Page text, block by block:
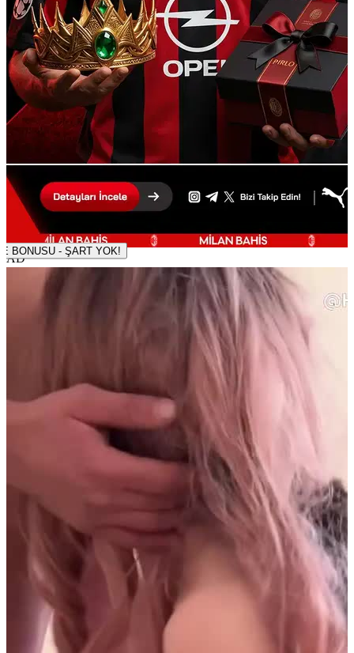
AD
500 TL DENEME BONUSU - ŞART YOK!